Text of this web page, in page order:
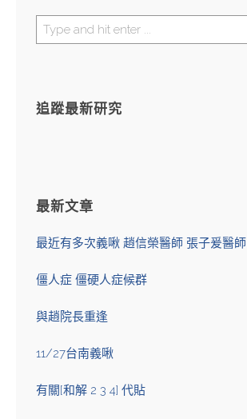
追蹤最新研究
最新文章
最近有多次義啾 趙信榮醫師 張子爰醫師
僵人症 僵硬人症候群
與趙院長重逢
11/27台南義啾
有關[和解 2 3 4] 代貼